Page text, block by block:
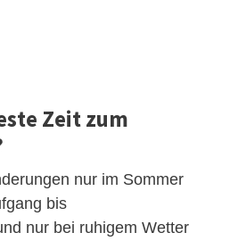
Zeit zum
nur im Sommer
bis
nur bei ruhigem Wetter